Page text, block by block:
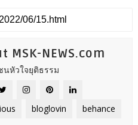
MSK-NEWS.com
นหัวใจยุติธรรม
bloglovin behance